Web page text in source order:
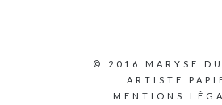
© 2016 MARYSE
ARTISTE
MENTIONS